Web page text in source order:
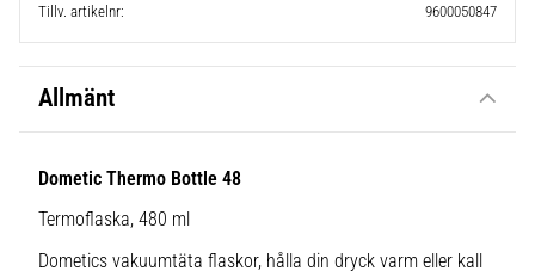
Tillv. artikelnr
9600050847
Allmänt
Dometic Thermo Bottle 48
Termoflaska, 480 ml
Dometics vakuumtäta flaskor, hålla din dryck varm eller kall